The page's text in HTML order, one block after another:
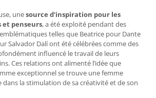
unesource d’inspiration pour les
et penseurs, a été exploité pendant des
telles que Beatrice pour Dante
Salvador Dalí ont été célébrées comme des
influencé le travail de leurs
Ces relations ont alimenté l’idée que
exceptionnel se trouve une femme
la stimulation de sa créativité et de son